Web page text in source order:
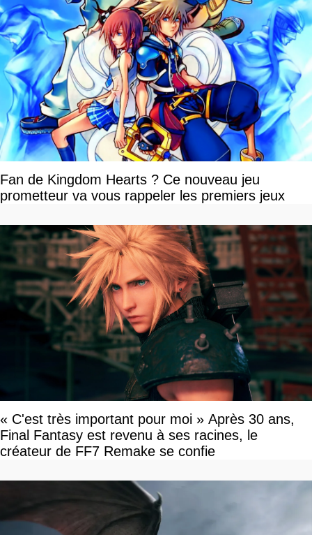
Fan de Kingdom Hearts ? Ce nouveau jeu
prometteur va vous rappeler les premiers jeux
« C'est très important pour moi » Après 30 ans,
Final Fantasy est revenu à ses racines, le
créateur de FF7 Remake se confie